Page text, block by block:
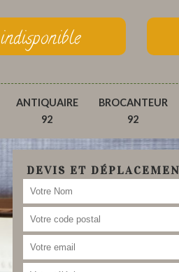
indisponible
ANTIQUAIRE
92
BROCANTEUR
92
DEVIS ET